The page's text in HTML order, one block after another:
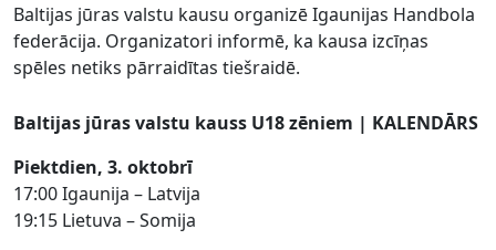
Baltijas jūras valstu kausu organizē Igaunijas Handbola
federācija. Organizatori informē, ka kausa izcīņas
spēles netiks pārraidītas tiešraidē.
Baltijas jūras valstu kauss U18 zēniem | KALENDĀRS
Piektdien, 3. oktobrī
17:00 Igaunija – Latvija
19:15 Lietuva – Somija